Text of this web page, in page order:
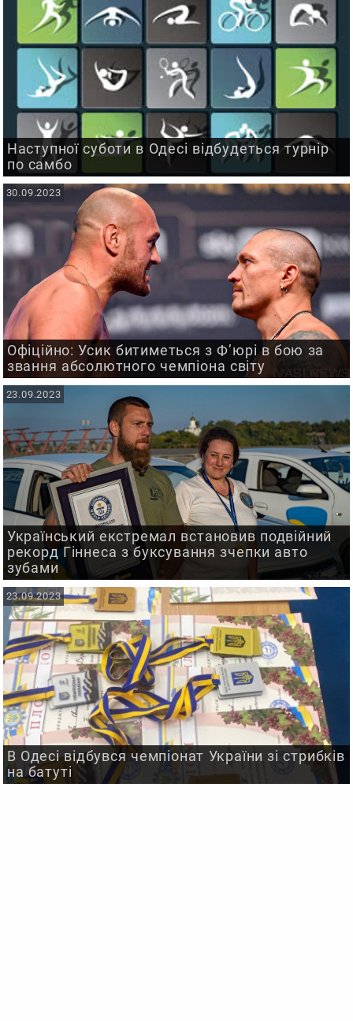
Наступної суботи в Одесі відбудеться турнір
по самбо
Офіційно: Усик битиметься з Ф’юрі в бою за
звання абсолютного чемпіона світу
30.09.2023
Український екстремал встановив подвійний
рекорд Гіннеса з буксування зчепки авто
зубами
23.09.2023
В Одесі відбувся чемпіонат України зі стрибків
на батуті
23.09.2023